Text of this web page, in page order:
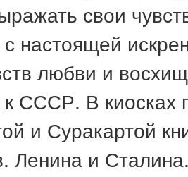
свои
с настоящей
любви и
СССР. В киосках
и Суракартой
Ленина и